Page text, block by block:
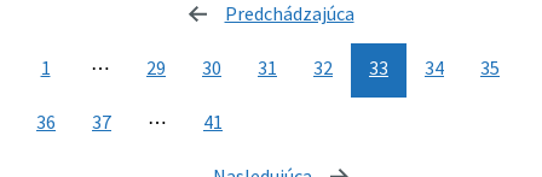
Predchádzajúca
1 ⋯ 29 30 31 32 33 34 35
36 37 ⋯ 41